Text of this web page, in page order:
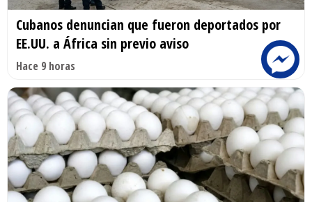
Cubanos denuncian que fueron deportados por
EE.UU. a África sin previo aviso
Hace 9 horas